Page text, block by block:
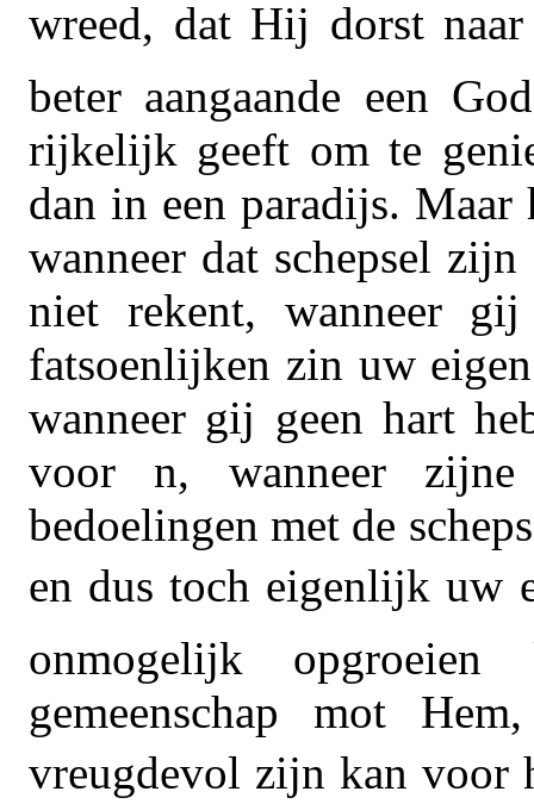
wreed, dat Hij dorst naar
beter aangaande een
rijkelijk geeft om te
dan in een paradijs.
wanneer dat schepsel
niet rekent, wanneer
fatsoenlijken zin uw
wanneer gij geen hart
voor n, wanneer
bedoelingen met de
en dus toch eigenlijk uw
onmogelijk
gemeenschap mot
vreugdevol zijn kan voor